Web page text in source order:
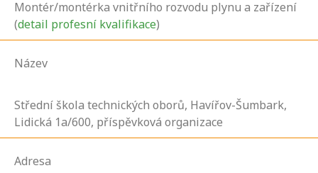
Montér/montérka vnitřního rozvodu plynu a zařízení
(detail profesní kvalifikace)
Název
Střední škola technických oborů, Havířov-Šumbark,
Lidická 1a/600, příspěvková organizace
Adresa